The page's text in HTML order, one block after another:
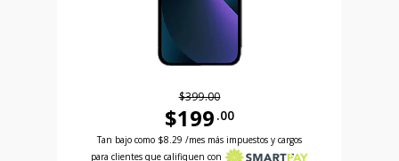
99 cents Ahora el precio es 99 dollars and 99 cents
$399.00
$199 .00
Antes el precio era 399 dollars and 00 cents
Tan bajo como $8.29 /mes más impuestos y cargos
para clientes que califiquen con